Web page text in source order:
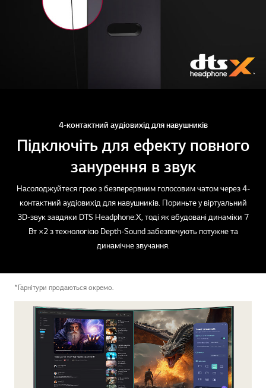
4-контактний аудіовихід для навушників
Підключіть для ефекту повного
занурення в звук
Насолоджуйтеся грою з безперервним голосовим чатом через 4-
контактний аудіовихід для навушників. Пориньте у віртуальний
3D-звук завдяки DTS Headphone:X, тоді як вбудовані динаміки 7
Вт ×2 з технологією Depth-Sound забезпечують потужне та
динамічне звучання.
*Гарнітури продаються окремо.